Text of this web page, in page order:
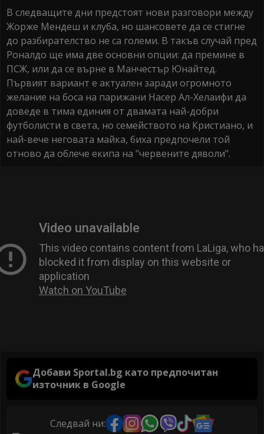
В следващите дни предстоят нови разговори между
Жорже Мендеш и клуба, но шансовете да се стигне
до разбирателство не са големи. В такъв случай пред
Роналдо ще има две основни опции: да премине в
ПСЖ, или да се върне в Манчестър Юнайтед.
Първият вариант е актуален заради огромното
желание на боса на парижани Насер Ал-Хелаифи да
доведе в тима единия от двамата най-добри
футболисти в света, но семейството на Кристиано, и
най-вече неговата майка, биха предпочели той
отново да облече екипа на "червените дяволи".
Добави Sportal.bg като предпочитан
източник в Google
Следвай ни: